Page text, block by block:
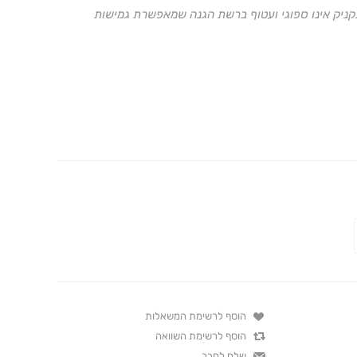
אינו ספוגי ועטוף ברשת הגנה שמאפשרת גמישות